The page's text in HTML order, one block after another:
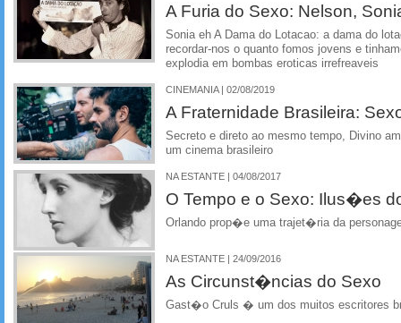
A Furia do Sexo: Nelson,
Sonia eh A Dama do Lotacao: a dama do
recordar-nos o quanto fomos jovens e
explodia em bombas eroticas irrefreaveis
CINEMANIA | 02/08/2019
A Fraternidade Brasileira:
Secreto e direto ao mesmo tempo, Divino
um cinema brasileiro
NA ESTANTE | 04/08/2017
O Tempo e o Sexo: Ilus�es
Orlando prop�e uma trajet�ria da
NA ESTANTE | 24/09/2016
As Circunst�ncias do Sexo
Gast�o Cruls � um dos muitos escritores